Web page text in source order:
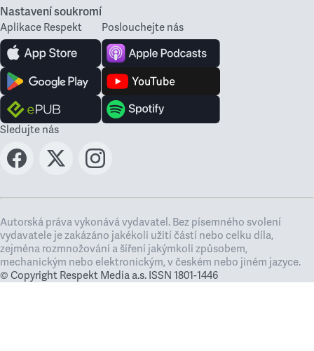
Nastavení soukromí
Aplikace Respekt Poslouchejte nás
Sledujte nás
Autorská práva vykonává vydavatel. Bez písemného svolení
vydavatele je zakázáno jakékoli užití částí nebo celku díla,
zejména rozmnožování a šíření jakýmkoli způsobem,
mechanickým nebo elektronickým, v českém nebo jiném jazyce.
© Copyright Respekt Media a.s. ISSN 1801-1446